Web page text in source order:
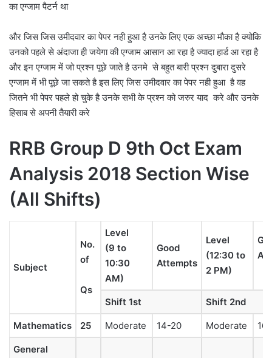
का एग्जाम पैटर्न था
और जिस जिस उमीदवार का पेपर नही हुआ है उनके लिए एक अच्छा मौका है क्योकि
उनको पहले से अंदाजा ही जयेगा की एग्जाम आसान आ रहा है ज्यादा हार्ड आ रहा है
और इन एग्जाम में जो प्रश्न पूछे जाते है उनमे से बहुत बारी प्रश्न दुबारा दुसरे
एग्जाम में भी पूछे जा सकते है इस लिए जिस उमीदवार का पेपर नही हुआ है वह
जितने भी पेपर पहले हो चुके है उनके सभी के प्रश्न को जरुर याद करे और उनके
हिसाब से अपनी तैयारी करे
RRB Group D 9th Oct Exam
Analysis 2018 Section Wise
(All Shifts)
Subject
No.
of
Qs
Level
(9 to
10:30
AM)
Good
Attempts
Level
(12:30 to
2 PM)
Shift 1st Shift 2nd
Mathematics 25 Moderate 14-20 Moderate
General